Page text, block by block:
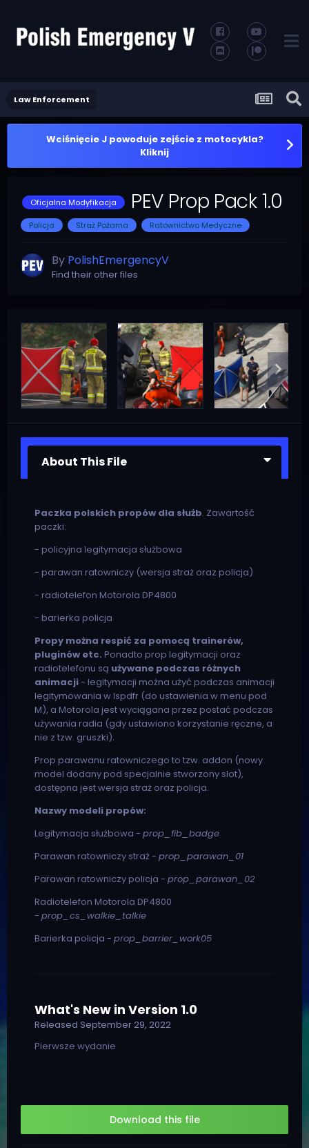
Law Enforcement
Wciśnięcie J powoduje zejście z motocykla?
Kliknij
Oficjalna Modyfikacja PEV Prop Pack 1.0
Policja Straż Pożarna Ratownictwo Medyczne
By PolishEmergencyV
Find their other files
About This File
Paczka polskich propów dla służb. Zawartość
paczki:
- policyjna legitymacja służbowa
- parawan ratowniczy (wersja straż oraz policja)
- radiotelefon Motorola DP4800
- barierka policja
Propy można respić za pomocą trainerów,
pluginów etc. Ponadto prop legitymacji oraz
radiotelefonu są używane podczas różnych
animacji- legitymacji można użyć podczas animacji
legitymowania w lspdfr (do ustawienia w menu pod
M), a Motorola jest wyciągana przez postać podczas
używania radia (gdy ustawiono korzystanie ręczne, a
nie z tzw. gruszki).
Prop parawanu ratowniczego to tzw. addon (nowy
model dodany pod specjalnie stworzony slot),
dostępna jest wersja straż oraz policja.
Nazwy modeli propów:
Legitymacja służbowa - prop_fib_badge
Parawan ratowniczy straż - prop_parawan_01
Parawan ratowniczy policja - prop_parawan_02
Radiotelefon Motorola DP4800
- prop_cs_walkie_talkie
Barierka policja - prop_barrier_work05
What's New in Version 1.0
Released September 29, 2022
Pierwsze wydanie
Download this file